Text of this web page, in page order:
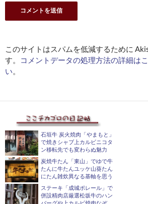
このサイトはスパムを低減するために
す。
コメントデータの処理方法の詳細は
い。
石垣牛 炭火焼肉「やまもと」
で焼きシャブ上カルビニコタ
ン移転先でも変わらぬ魅力
炭焼牛たん「東山」でゆで牛
たんに牛たんユッケ山葵たん
にたん雑炊異なる基軸を思う
ステーキ「成城ポレール」で
併設精肉店厳選松坂牛のハン